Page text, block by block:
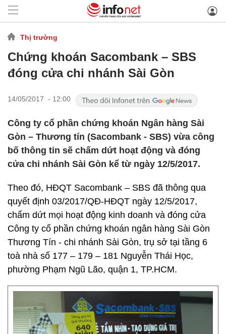
Thị trường
Chứng khoán Sacombank – SBS
đóng cửa chi nhánh Sài Gòn
14/05/2017 - 12:00
Công ty cổ phần chứng khoán Ngân hàng Sài
Gòn – Thương tín (Sacombank - SBS) vừa công
bố thông tin sẽ chấm dứt hoạt động và đóng
cửa chi nhánh Sài Gòn kể từ ngày 12/5/2017.
Theo đó, HĐQT Sacombank – SBS đã thông qua
quyết định 03/2017/QĐ-HĐQT ngày 12/5/2017,
chấm dứt mọi hoạt động kinh doanh và đóng cửa
Công ty cổ phần chứng khoán ngân hàng Sài Gòn
Thương Tín - chi nhánh Sài Gòn, trụ sở tại tầng 6
toà nhà số 177 – 179 – 181 Nguyễn Thái Học,
phường Phạm Ngũ Lão, quận 1, TP.HCM.